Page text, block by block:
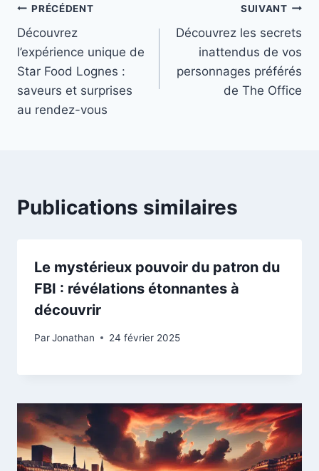
Navigation
de
l’article
PRÉCÉDENT
Découvrez
l’expérience unique de
Star Food Lognes :
saveurs et surprises
au rendez-vous
SUIVANT
Découvrez les secrets
inattendus de vos
personnages préférés
de The Office
Publications similaires
Le mystérieux pouvoir du patron du
FBI : révélations étonnantes à
découvrir
ParJonathan 24 février 2025